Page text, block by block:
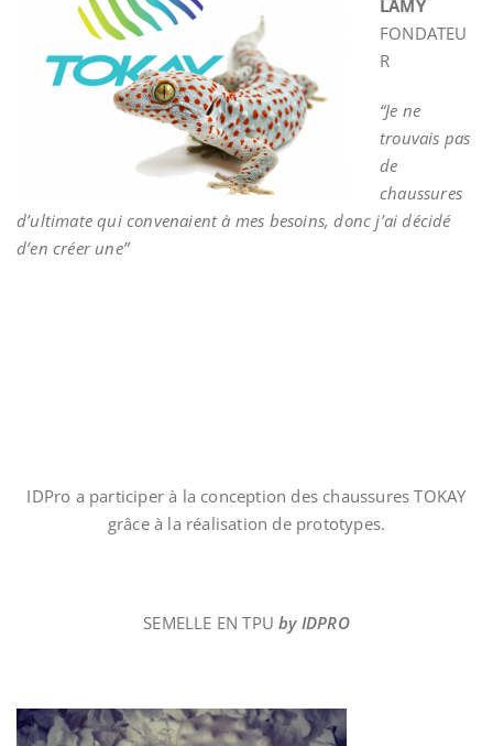
LAMY
FONDATEU
R
“Je ne
trouvais pas
de
chaussures
d’ultimate qui convenaient à mes besoins, donc j’ai décidé
d’en créer une”
IDPro a participer à la conception des chaussures TOKAY
grâce à la réalisation de prototypes.
SEMELLE EN TPUby IDPRO